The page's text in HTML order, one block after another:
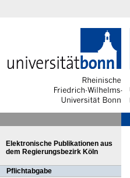
Elektronische Publikationen aus
dem Regierungsbezirk Köln
Pflichtabgabe